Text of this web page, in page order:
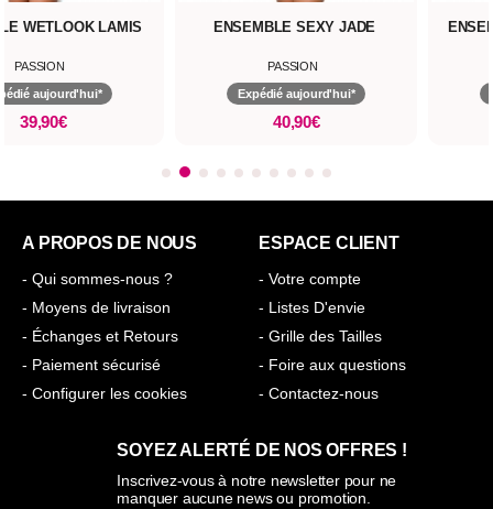
WETLOOK LAMIS
PASSION
aujourd'hui*
39,90€
ENSEMBLE SEXY JADE
PASSION
Expédié aujourd'hui*
40,90€
A PROPOS DE NOUS
- Qui sommes-nous ?
- Moyens de livraison
- Échanges et Retours
- Paiement sécurisé
- Configurer les cookies
ESPACE CLIENT
- Votre compte
- Listes D'envie
- Grille des Tailles
- Foire aux questions
- Contactez-nous
SOYEZ ALERTÉ DE NOS OFFRES !
Inscrivez-vous à notre newsletter pour ne
manquer aucune news ou promotion.